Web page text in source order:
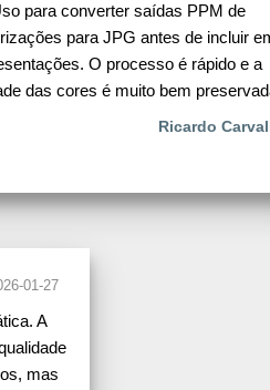
para converter saídas PPM de
para JPG antes de incluir
O processo é rápido e a
das cores é muito bem
Ricardo
01-27
A
mas